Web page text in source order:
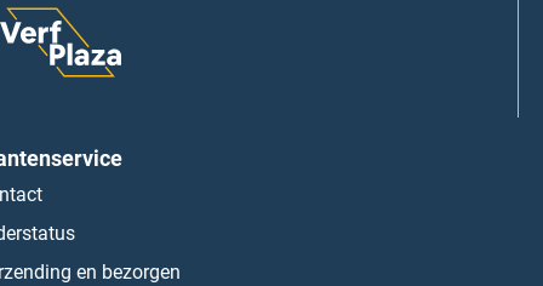
en bezorgen